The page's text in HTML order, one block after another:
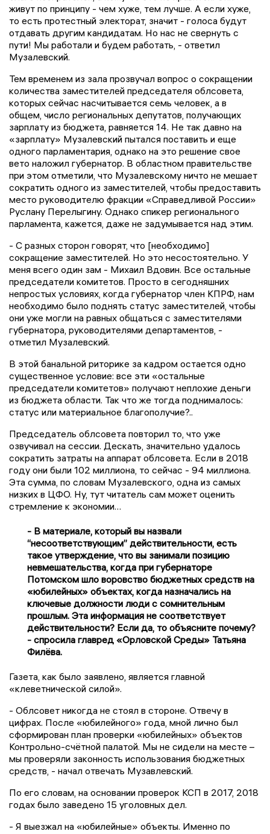
живут по принципу - чем хуже, тем лучше. А если хуже,
то есть протестный электорат, значит - голоса будут
отдавать другим кандидатам. Но нас не свернуть с
пути! Мы работали и будем работать, - ответил
Музалевский.
Тем временем из зала прозвучал вопрос о сокращении
количества заместителей председателя облсовета,
которых сейчас насчитывается семь человек, а в
общем, число региональных депутатов, получающих
зарплату из бюджета, равняется 14. Не так давно на
«зарплату» Музалевский пытался поставить и еще
одного парламентария, однако на это решение свое
вето наложил губернатор. В областном правительстве
при этом отметили, что Музалевскому ничто не мешает
сократить одного из заместителей, чтобы предоставить
место руководителю фракции «Справедливой России»
Руслану Перелыгину. Однако спикер регионального
парламента, кажется, даже не задумывается над этим.
- С разных сторон говорят, что [необходимо]
сокращение заместителей. Но это несостоятельно. У
меня всего один зам - Михаил Вдовин. Все остальные
председатели комитетов. Просто в сегодняшних
непростых условиях, когда губернатор член КПРФ, нам
необходимо было поднять статус заместителей, чтобы
они уже могли на равных общаться с заместителями
губернатора, руководителями департаментов, -
отметил Музалевский.
В этой банальной риторике за кадром остается одно
существенное условие: все эти «остальные
председатели комитетов» получают неплохие деньги
из бюджета области. Так что же тогда поднималось:
статус или материальное благополучие?..
Председатель облсовета повторил то, что уже
озвучивал на сессии. Дескать, значительно удалось
сократить затраты на аппарат облсовета. Если в 2018
году они были 102 миллиона, то сейчас - 94 миллиона.
Эта сумма, по словам Музалевского, одна из самых
низких в ЦФО. Ну, тут читатель сам может оценить
стремление к экономии…
- В материале, который вы назвали
“несоответствующим” действительности, есть
такое утверждение, что вы занимали позицию
невмешательства, когда при губернаторе
Потомском шло воровство бюджетных средств на
«юбилейных» объектах, когда назначались на
ключевые должности люди с сомнительным
прошлым. Эта информация не соответствует
действительности? Если да, то объясните почему?
- спросила главред «Орловской Среды» Татьяна
Филёва.
Газета, как было заявлено, является главной
«клеветнической силой».
- Облсовет никогда не стоял в стороне. Отвечу в
цифрах. После «юбилейного» года, мной лично был
сформирован план проверки «юбилейных» объектов
Контрольно-счётной палатой. Мы не сидели на месте –
мы проверяли законность использования бюджетных
средств, - начал отвечать Музавлевский.
По его словам, на основании проверок КСП в 2017, 2018
годах было заведено 15 уголовных дел.
- Я выезжал на «юбилейные» объекты. Именно по